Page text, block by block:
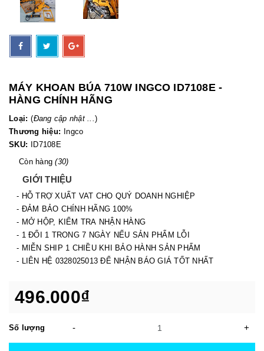
MÁY KHOAN BÚA 710W INGCO ID7108E -
HÀNG CHÍNH HÃNG
Loại: (Đang cập nhật ...)
Thương hiệu:
Ingco
SKU:
ID7108E
Còn hàng(30)
GIỚI THIỆU
- HỖ TRỢ XUẤT VAT CHO QUÝ DOANH NGHIỆP
- ĐẢM BẢO CHÍNH HÃNG 100%
- MỞ HỘP, KIỂM TRA NHẬN HÀNG
- 1 ĐỔI 1 TRONG 7 NGÀY NẾU SẢN PHẨM LỖI
- MIỄN SHIP 1 CHIỀU KHI BẢO HÀNH SẢN PHẨM
- LIÊN HỆ 0328025013 ĐỂ NHẬN BÁO GIÁ TỐT NHẤT
496.000₫
Số lượng - +